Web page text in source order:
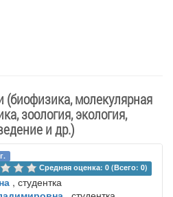
(биофизика, молекулярная
зоология, экология,
и др.)
Средняя оценка: 0 (Всего: 0)
, студентка